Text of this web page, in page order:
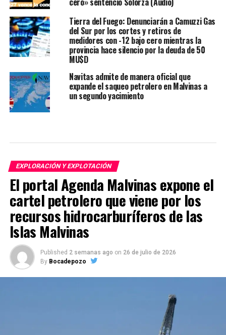
Tierra del Fuego: Denunciarán a Camuzzi Gas
del Sur por los cortes y retiros de
medidores con -12 bajo cero mientras la
provincia hace silencio por la deuda de 50
MU$D
Navitas admite de manera oficial que
expande el saqueo petrolero en Malvinas a
un segundo yacimiento
EXPLORACIÓN Y EXPLOTACIÓN
El portal Agenda Malvinas expone el
cartel petrolero que viene por los
recursos hidrocarburíferos de las
Islas Malvinas
Published 2 semanas ago on 26 de julio de 2026
By Bocadepozo